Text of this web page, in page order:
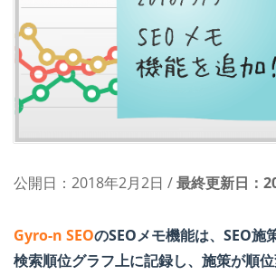
公開日： 2018年2月2日 /最終更新日：
Gyro-n SEOのSEOメモ機能は、SEO施
検索順位グラフ上に記録し、施策が順